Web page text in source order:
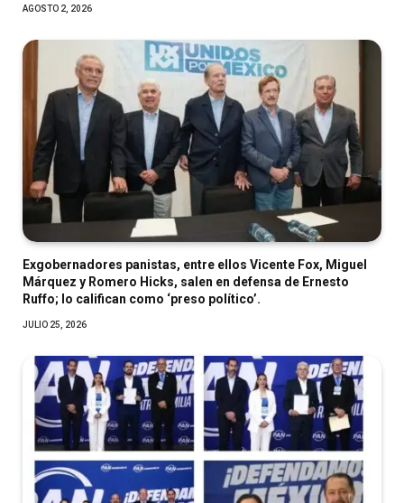
AGOSTO 2, 2026
Exgobernadores panistas, entre ellos Vicente Fox, Miguel
Márquez y Romero Hicks, salen en defensa de Ernesto
Ruffo; lo califican como ‘preso político’.
JULIO 25, 2026